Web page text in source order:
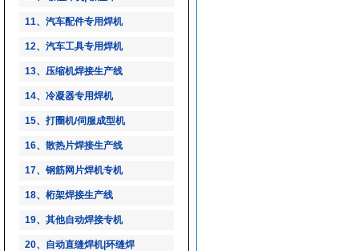
11、汽车配件专用焊机
12、汽车工具专用焊机
13、压缩机焊接生产线
14、冷凝器专用焊机
15、打圈机/伺服成型机
16、散热片焊接生产线
17、钢筋网片焊机专机
18、桁架焊接生产线
19、其他自动焊接专机
20、自动直缝焊机|环缝焊